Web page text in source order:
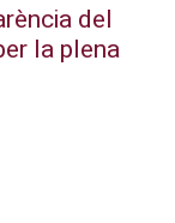
del
la plena